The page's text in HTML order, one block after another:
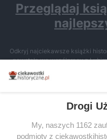
Przeglądaj
Odkryj najciekawsze książki
powstała we współpracy z
tytułów najwyżej
Drogi
My, naszych 1162
podmioty z